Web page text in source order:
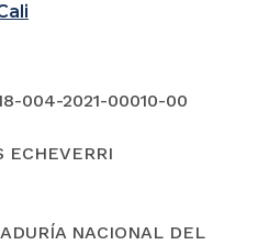
004-2021-00010-00
ECHEVERRI
NACIONAL DEL